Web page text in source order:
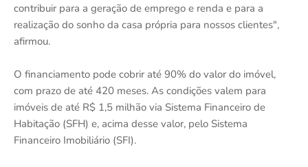
contribuir para a geração de emprego e renda e para a
realização do sonho da casa própria para nossos clientes",
afirmou.
O financiamento pode cobrir até 90% do valor do imóvel,
com prazo de até 420 meses. As condições valem para
imóveis de até R$ 1,5 milhão via Sistema Financeiro de
Habitação (SFH) e, acima desse valor, pelo Sistema
Financeiro Imobiliário (SFI).